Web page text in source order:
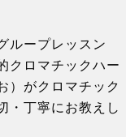
ループレッスン
クロマチックハー
）がクロマチック
・丁寧にお教えし